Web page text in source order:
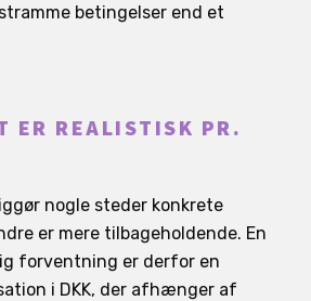
betingelser end et
ER REALISTISK PR.
nogle steder konkrete
er mere tilbageholdende. En
forventning er derfor en
i DKK, der afhænger af